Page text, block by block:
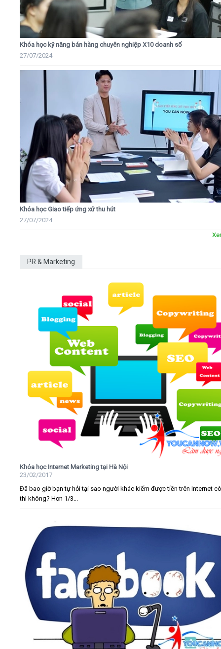
Khóa học kỹ năng bán hàng chuyên nghiệp X10 doanh số
27/07/2024
Khóa học Giao tiếp ứng xử thu hút
27/07/2024
PR & Marketing
Khóa học Internet Marketing tại Hà Nội
23/02/2017
Đã bao giờ bạn tự hỏi tại sao người khác kiếm được tiền trên Internet
thì không? Hơn 1/3...